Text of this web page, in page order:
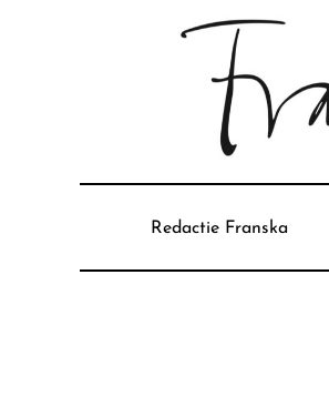
Redactie Franska